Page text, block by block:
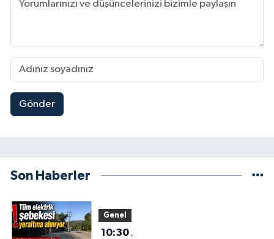
Gönder
Son Haberler
Genel
10:30 .